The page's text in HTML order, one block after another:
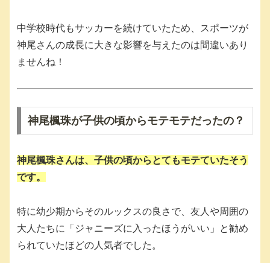
中学校時代もサッカーを続けていたため、スポーツが
神尾さんの成長に大きな影響を与えたのは間違いあり
ませんね！
神尾楓珠が子供の頃からモテモテだったの？
神尾楓珠さんは、子供の頃からとてもモテていたそう
です。
特に幼少期からそのルックスの良さで、友人や周囲の
大人たちに「ジャニーズに入ったほうがいい」と勧め
られていたほどの人気者でした。